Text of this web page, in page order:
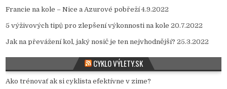
Francie na kole – Nice a Azurové pobřeží 4.9.2022
5 výživových tipů pro zlepšení výkonnosti na kole 20.7.2022
Jak na převážení kol, jaký nosič je ten nejvhodnější? 25.3.2022
CYKLO VÝLETY.SK
Ako trénovať ak si cyklista efektívne v zime?